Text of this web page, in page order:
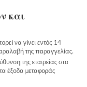
και
να γίνει εντός 14
της παραγγελίας.
της εταιρείας στο
έξοδα μεταφοράς